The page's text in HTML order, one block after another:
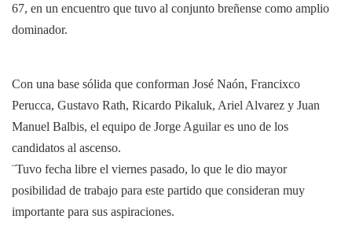
67, en un encuentro que tuvo al conjunto breñense como amplio
dominador.
Con una base sólida que conforman José Naón, Francixco
Perucca, Gustavo Rath, Ricardo Pikaluk, Ariel Alvarez y Juan
Manuel Balbis, el equipo de Jorge Aguilar es uno de los
candidatos al ascenso.
¨Tuvo fecha libre el viernes pasado, lo que le dio mayor
posibilidad de trabajo para este partido que consideran muy
importante para sus aspiraciones.